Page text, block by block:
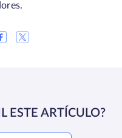
ESTE ARTÍCULO?